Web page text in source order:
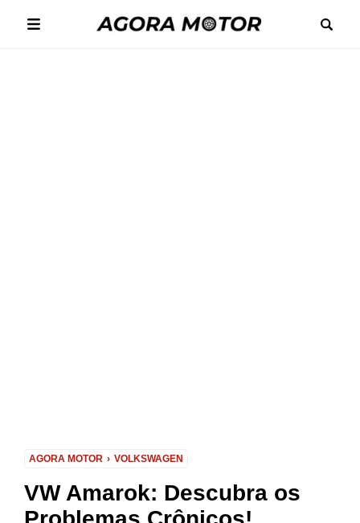
AGORA MOTOR VOLKSWAGEN
VW Amarok: Descubra os